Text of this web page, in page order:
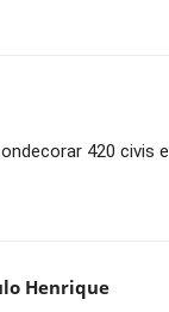
420 civis e
Henrique